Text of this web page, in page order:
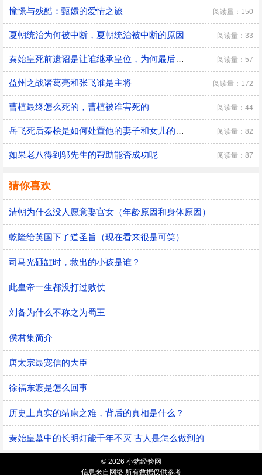
憧憬与残酷：甄嬛的爱情之旅 阅读量：150
夏朝统治为何被中断，夏朝统治被中断的原因 阅读量：33
秦始皇死前遗诏是让谁继承皇位，为何最后是胡亥继位 阅读量：57
益州之战诸葛亮和张飞谁是主将 阅读量：172
曹植最终怎么死的，曹植被谁害死的 阅读量：44
​岳飞死后秦桧是如何处置他的妻子和女儿的，秦桧怎么处置岳飞家人的 阅读量：82
如果老八得到邬先生的帮助能否成功呢 阅读量：87
猜你喜欢
清朝为什么没人愿意娶宫女（年龄原因和身体原因）
乾隆给英国下了道圣旨（现在看来很是可笑）
司马光砸缸时，救出的小孩是谁？
此皇帝一生都没打过败仗
刘备为什么不称之为蜀王
侯君集简介
唐太宗最宠信的大臣
徐福东渡是怎么回事
历史上真实的靖康之难，背后的真相是什么？
秦始皇墓中的长明灯能千年不灭 古人是怎么做到的
© 2026 小猪经验网
信息来自网络 所有数据仅供参考